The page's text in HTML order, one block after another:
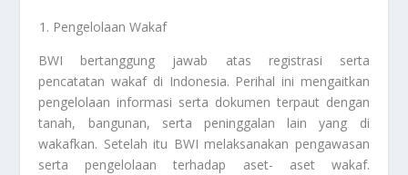
Pengelolaan Wakaf
BWI bertanggung jawab atas registrasi serta
pencatatan wakaf di Indonesia. Perihal ini mengaitkan
pengelolaan informasi serta dokumen terpaut dengan
tanah, bangunan, serta peninggalan lain yang di
wakafkan. Setelah itu BWI melaksanakan pengawasan
serta pengelolaan terhadap aset- aset wakaf.